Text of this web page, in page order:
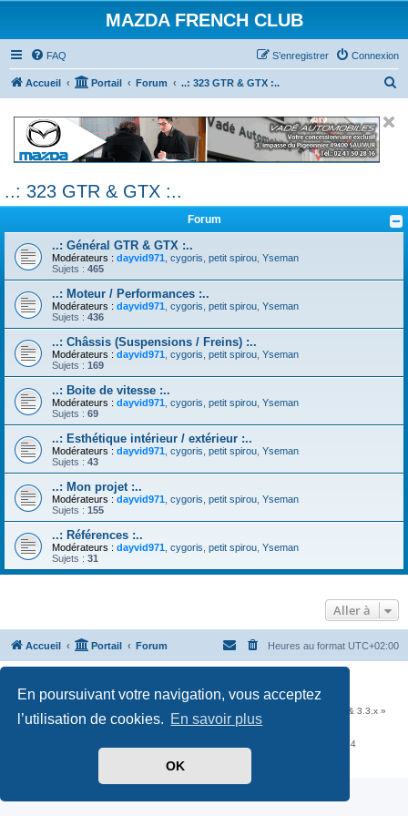
En poursuivant votre navigation, vous acceptez
l’utilisation de cookies. En savoir plus
OK
MAZDA FRENCH CLUB
FAQ Connexion
S’enregistrer
Accueil Portail Forum ..: 323 GTR & GTX :..
c
h
r
..: 323 GTR & GTX :..
Forum
..: Général GTR & GTX :..
Modérateurs : dayvid971 cygoris petit spirou Yseman
Sujets : 465
..: Moteur / Performances :..
Modérateurs : dayvid971 cygoris petit spirou Yseman
Sujets : 436
..: Châssis (Suspensions / Freins) :..
Modérateurs : dayvid971 cygoris petit spirou Yseman
Sujets : 169
..: Boite de vitesse :..
Modérateurs : dayvid971 cygoris petit spirou Yseman
Sujets : 69
..: Esthétique intérieur / extérieur :..
Modérateurs : dayvid971 cygoris petit spirou Yseman
Sujets : 43
..: Mon projet :..
Modérateurs : dayvid971 cygoris petit spirou Yseman
Sujets : 155
..: Références :..
Modérateurs : dayvid971 cygoris petit spirou Yseman
Sujets : 31
Aller à
Accueil Portail Forum Heures au format UTC+02:00
Traduit parphpBB-fr.com
: « Traductions d'extensions & styles pour phpBB 3.2.x & 3.3.x »
Forum hébergé par les services d’Infomaniak Network SA
Avenue de la Praille, 26 - 1227 Carouge - Suisse - tél +41 22 820 35 44
Confidentialité